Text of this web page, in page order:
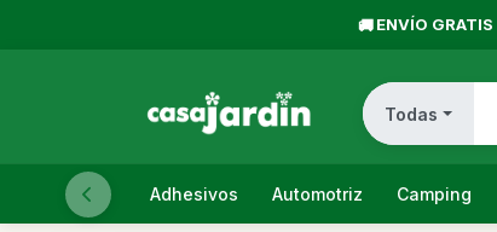
🚚 ENVÍO GRATIS
Todas
Adhesivos Automotriz Camping